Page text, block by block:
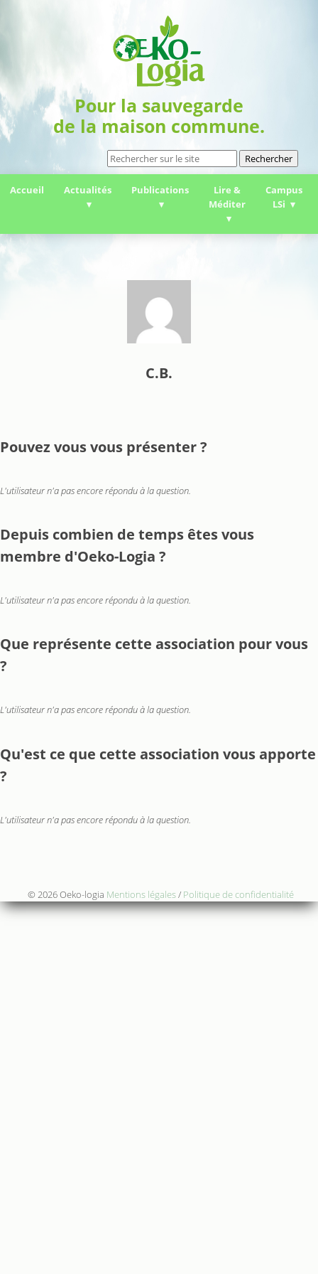
Pour la sauvegarde
de la maison commune.
Rechercher
Accueil Actualités Publications
Lire &
Méditer
Campus
LSi
C.B.
Pouvez vous vous présenter ?
L'utilisateur n'a pas encore répondu à la question.
Depuis combien de temps êtes vous
membre d'Oeko-Logia ?
L'utilisateur n'a pas encore répondu à la question.
Que représente cette association pour vous
?
L'utilisateur n'a pas encore répondu à la question.
Qu'est ce que cette association vous apporte
?
L'utilisateur n'a pas encore répondu à la question.
© 2026 Oeko-logia Mentions légales/ Politique de confidentialité